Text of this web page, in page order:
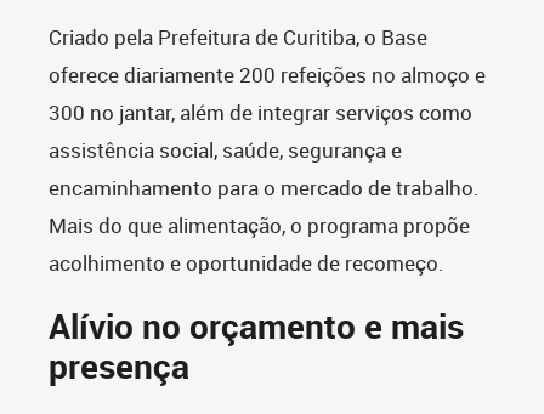
Criado pela Prefeitura de Curitiba, o Base
oferece diariamente 200 refeições no almoço e
300 no jantar, além de integrar serviços como
assistência social, saúde, segurança e
encaminhamento para o mercado de trabalho.
Mais do que alimentação, o programa propõe
acolhimento e oportunidade de recomeço.
Alívio no orçamento e mais
presença